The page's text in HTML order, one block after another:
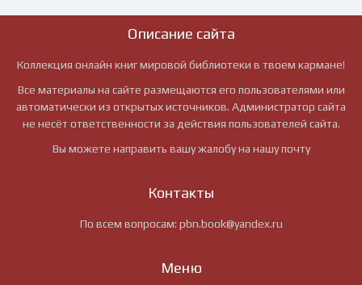
Описание сайта
Коллекция онлайн книг мировой библиотеки в твоем кармане!
Все материалы на сайте размещаются его пользователями или
автоматически из открытых источников. Администратор сайта
не несёт ответственности за действия пользователей сайта.
Вы можете направить вашу жалобу на нашу почту
Контакты
По всем вопросам: pbn.book@yandex.ru
Меню